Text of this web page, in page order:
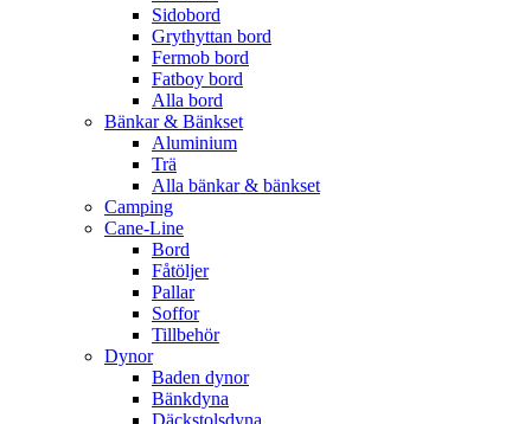
Sidobord
Grythyttan bord
Fermob bord
Fatboy bord
Alla bord
Bänkar & Bänkset
Aluminium
Trä
Alla bänkar & bänkset
Camping
Cane-Line
Bord
Fåtöljer
Pallar
Soffor
Tillbehör
Dynor
Baden dynor
Bänkdyna
Däckstolsdyna